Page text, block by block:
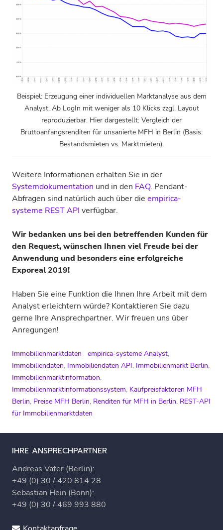
Beispiel: Erzeugung einer individuellen Marktanalyse aus dem
Analyst. Ab LogIn mit weniger als 10 Klicks zzgl. Layout
reproduzierbar. Hier dargestellt: Vergleich der
Bruttoanfangsrenditen für unsanierte MFH in Berlin (Basis:
Bestandsmieten vs. Marktmieten).
Weitere Informationen erhalten Sie in der
Systemdokumentation und in den FAQ. Pendant-
Abfragen sind natürlich auch über die empirica-
systeme REST API verfügbar.
Wir bedanken uns bei den betreffenden Kunden für
den Request, wünschen Ihnen viel Freude bei der
Anwendung und besonders eine erfolgreiche
Exporeal 2019!
Haben Sie eine Funktion die Ihnen Ihre Arbeit mit dem
Analyst erleichtern würde? Kontaktieren Sie dazu
gerne Ihre Ansprechpartner. Wir freuen uns über
Anregungen!
Immobilienmarktdaten empirica-systeme Analyst,
Immobiliendaten, Immobiliendaten API, Immobilienmarkt Berlin,
Immobilienmarktinformation,
Immobilienmarktinformationssystem, Kaufpreisfaktoren MFH
Berlin, Preise MFH Berlin, Renditen für MFH in Berlin, REST-API
für Immobilienmarktdaten
IHRE ANSPRECHPARTNER
Andreas Vater (Berlin):
+49 (0) 30 / 420 814 28
Sebastian Hein (Bonn):
+49 (0) 30 / 469 993 880